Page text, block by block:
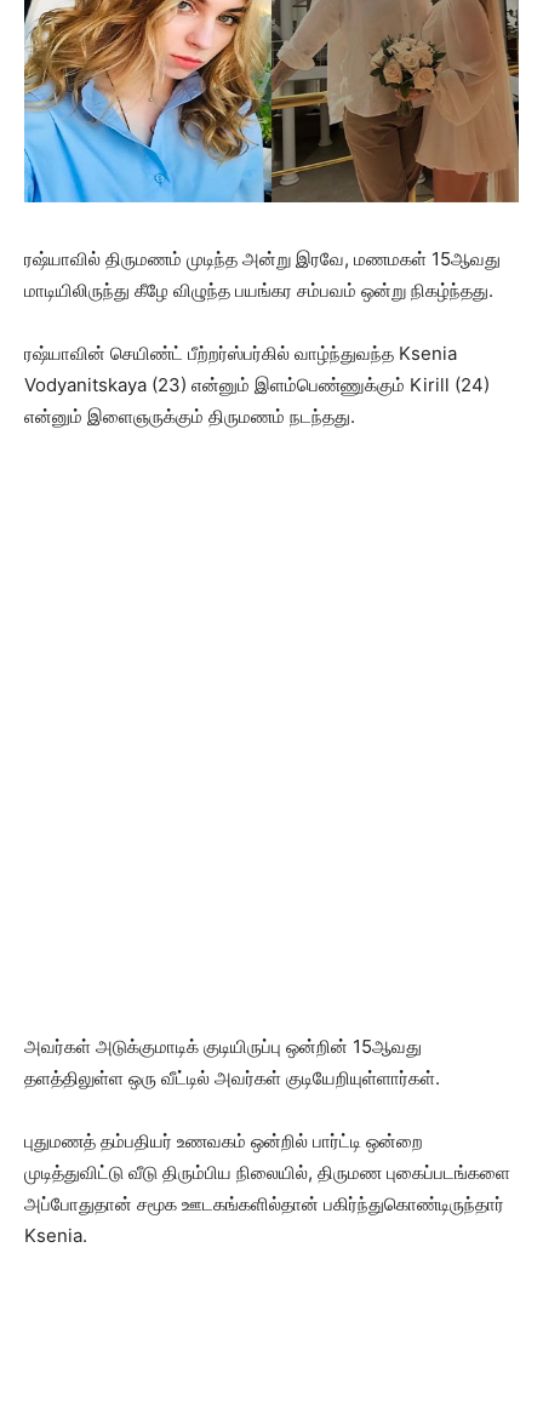
ரஷ்யாவில் திருமணம் முடிந்த அன்று இரவே, மணமகள் 15ஆவது
மாடியிலிருந்து கீழே விழுந்த பயங்கர சம்பவம் ஒன்று நிகழ்ந்தது.
ரஷ்யாவின் செயிண்ட் பீற்றர்ஸ்பர்கில் வாழ்ந்துவந்த Ksenia
Vodyanitskaya (23) என்னும் இளம்பெண்ணுக்கும் Kirill (24)
என்னும் இளைஞருக்கும் திருமணம் நடந்தது.
அவர்கள் அடுக்குமாடிக் குடியிருப்பு ஒன்றின் 15ஆவது
தளத்திலுள்ள ஒரு வீட்டில் அவர்கள் குடியேறியுள்ளார்கள்.
புதுமணத் தம்பதியர் உணவகம் ஒன்றில் பார்ட்டி ஒன்றை
முடித்துவிட்டு வீடு திரும்பிய நிலையில், திருமண புகைப்படங்களை
அப்போதுதான் சமூக ஊடகங்களில்தான் பகிர்ந்துகொண்டிருந்தார்
Ksenia.